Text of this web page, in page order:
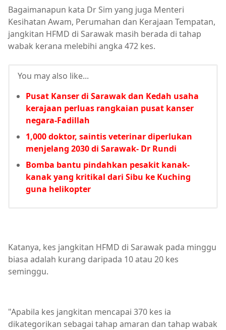
Bagaimanapun kata Dr Sim yang juga Menteri
Kesihatan Awam, Perumahan dan Kerajaan Tempatan,
jangkitan HFMD di Sarawak masih berada di tahap
wabak kerana melebihi angka 472 kes.
You may also like...
Pusat Kanser di Sarawak dan Kedah usaha
kerajaan perluas rangkaian pusat kanser
negara-Fadillah
1,000 doktor, saintis veterinar diperlukan
menjelang 2030 di Sarawak- Dr Rundi
Bomba bantu pindahkan pesakit kanak-
kanak yang kritikal dari Sibu ke Kuching
guna helikopter
Katanya, kes jangkitan HFMD di Sarawak pada minggu
biasa adalah kurang daripada 10 atau 20 kes
seminggu.
"Apabila kes jangkitan mencapai 370 kes ia
dikategorikan sebagai tahap amaran dan tahap wabak